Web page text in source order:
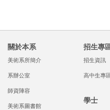
關於本系
美術系所簡介
系辦公室
師資陣容
美術系圖書館
招生專
招生資訊
高中生專
學士